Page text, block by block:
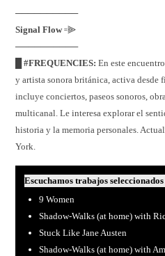
──────────
Signal Flow꞊⫸
──────────
█ #FREQUENCIES: En este
y artista sonora británica, activa desde
incluye conciertos, paseos sonoros,
multicanal. Le interesa explorar el
historia y la memoria personales.
York.
Escuchamos trabajos
9 Women
Shadow-Walks (at home) with
Stuck Like Jane Austen
Shadow-Walks (at home) with